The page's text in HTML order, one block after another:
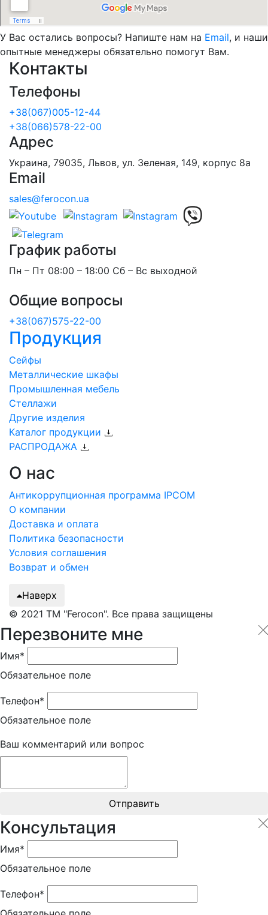
У Вас остались вопросы? Напиште нам на Email, и наши
опытные менеджеры обязательно помогут Вам.
Контакты
Телефоны
+38(067)005-12-44
+38(066)578-22-00
Адрес
Украина, 79035, Львов, ул. Зеленая, 149, корпус 8а
Email
sales@ferocon.ua
График работы
Пн – Пт 08:00 – 18:00 Сб – Вс выходной
Общие вопросы
+38(067)575-22-00
Продукция
Сейфы
Металлические шкафы
Промышленная мебель
Стеллажи
Другие изделия
Каталог продукции
РАСПРОДАЖА
О нас
Антикоррупционная программа IPCOM
О компании
Доставка и оплата
Политика безопасности
Условия соглашения
Возврат и обмен
Наверх
© 2021 ТМ "Ferocon". Все права защищены
Перезвоните мне
Имя*
Обязательное поле
Телефон*
Обязательное поле
Ваш комментарий или вопрос
Отправить
Консультация
Имя*
Обязательное поле
Телефон*